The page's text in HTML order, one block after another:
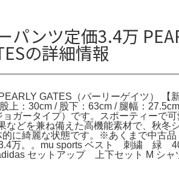
ンツ定価3.4万
の詳細情報
GATES（パーリーゲイツ） 【
：30cm / 股下：63cm / 腿幅：
ガータイプ）です。スポーティーで
どを兼ね備えた高機能素材で、秋冬
に綺麗な状態です。※あくまで中古
万。。mu sports ベスト 刺繍 緑
セットアップ 上下セット M シ